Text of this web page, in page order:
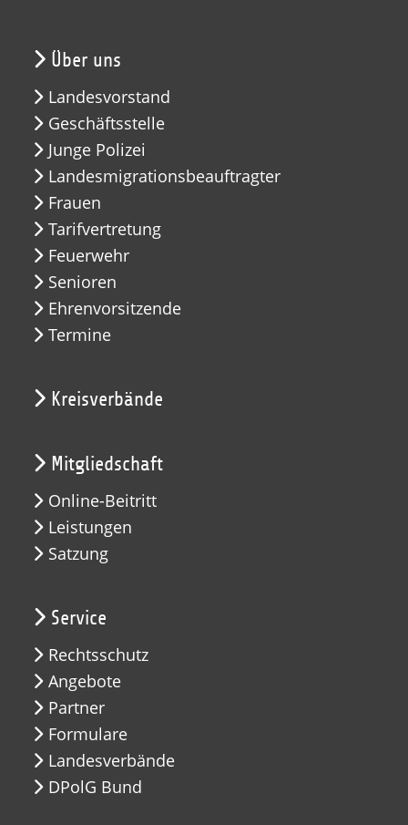
Über uns
Landesvorstand
Geschäftsstelle
Junge Polizei
Landesmigrationsbeauftragter
Frauen
Tarifvertretung
Feuerwehr
Senioren
Ehrenvorsitzende
Termine
Kreisverbände
Mitgliedschaft
Online-Beitritt
Leistungen
Satzung
Service
Rechtsschutz
Angebote
Partner
Formulare
Landesverbände
DPolG Bund